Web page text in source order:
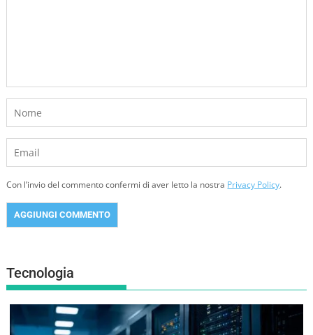
Con l’invio del commento confermi di aver letto la nostra Privacy Policy.
Tecnologia